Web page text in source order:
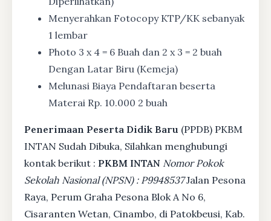
Menyerahkan Fotocopy KTP/KK sebanyak
1 lembar
Photo 3 x 4 = 6 Buah dan 2 x 3 = 2 buah
Dengan Latar Biru (Kemeja)
Melunasi Biaya Pendaftaran beserta
Materai Rp. 10.000 2 buah
Penerimaan Peserta Didik Baru (PPDB) PKBM
INTAN Sudah Dibuka, Silahkan menghubungi
kontak berikut : PKBM INTAN Nomor Pokok
Sekolah Nasional (NPSN) : P9948537Jalan Pesona
Raya, Perum Graha Pesona Blok A No 6,
Cisaranten Wetan, Cinambo, di Patokbeusi, Kab.